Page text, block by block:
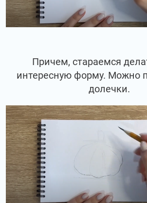
Причем, стараемся
интересную форму. Можно
долечки.